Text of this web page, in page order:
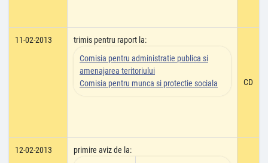
11-02-2013
trimis pentru raport la:
Comisia pentru administratie publica si
amenajarea teritoriului
Comisia pentru munca si protectie sociala
CD
12-02-2013
primire aviz de la: